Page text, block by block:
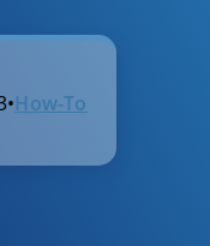
•How-To